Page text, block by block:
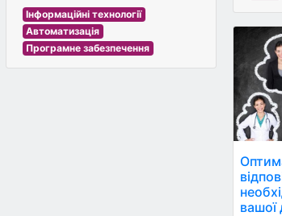
Інформаційні технології
Автоматизація
Програмне забезпечення
вашої